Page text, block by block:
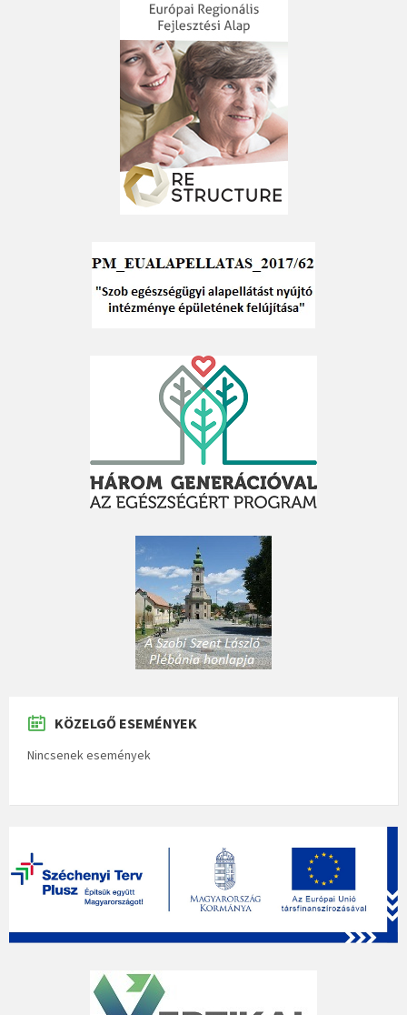
KÖZELGŐ ESEMÉNYEK
Nincsenek események